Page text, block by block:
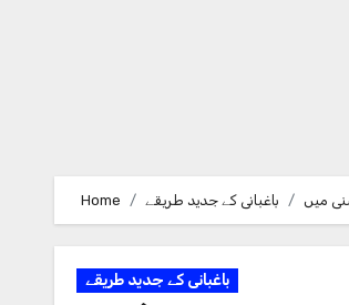
Home باغبانی کے جدید طریقے میں
باغبانی کے جدید طریقے